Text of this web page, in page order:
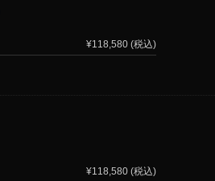
¥118,580 (税込)
¥118,580 (税込)